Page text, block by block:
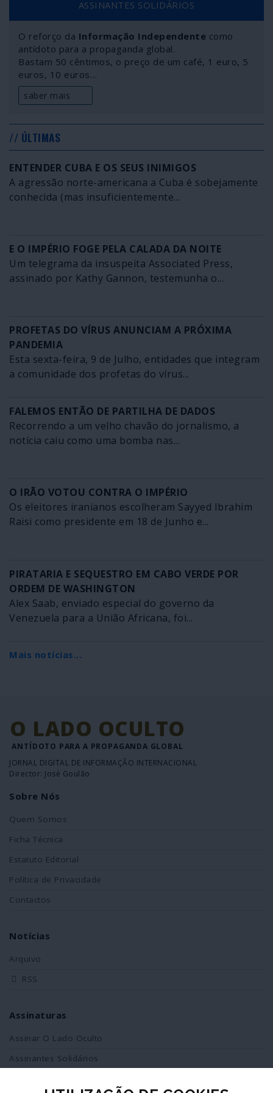
de estufa, o degelo, as energias renováveis, o
desenvolvimento sustentável; num ápice, as coisas que
consumimos no dia-a-dia tornaram-se recicláveis,
compostáveis, biodegradáveis, obrigatoriamente
biológicas. Circula muito e constante ruído para nos
obrigar a assimilar coisas de que a generalidade das
pessoas não fazem ideia. Ora nada disto é inocente,
conjuntural e fortuito.
ASSINANTES SOLIDÁRIOS
O reforço da Informação Independente como
antídoto para a propaganda global.
Bastam 50 cêntimos, o preço de um café, 1 euro, 5
euros, 10 euros…
saber mais
// ÚLTIMAS
ENTENDER CUBA E OS SEUS INIMIGOS
A agressão norte-americana a Cuba é sobejamente
conhecida (mas insuficientemente...
E O IMPÉRIO FOGE PELA CALADA DA NOITE
Um telegrama da insuspeita Associated Press,
assinado por Kathy Gannon, testemunha o...
PROFETAS DO VÍRUS ANUNCIAM A PRÓXIMA
PANDEMIA
Esta sexta-feira, 9 de Julho, entidades que integram
a comunidade dos profetas do vírus...
FALEMOS ENTÃO DE PARTILHA DE DADOS
Recorrendo a um velho chavão do jornalismo, a
notícia caiu como uma bomba nas...
O IRÃO VOTOU CONTRA O IMPÉRIO
Os eleitores iranianos escolheram Sayyed Ibrahim
Raisi como presidente em 18 de Junho e...
PIRATARIA E SEQUESTRO EM CABO VERDE POR
ORDEM DE WASHINGTON
Alex Saab, enviado especial do governo da
Venezuela para a União Africana, foi...
Mais notícias...
O LADO OCULTO
ANTÍDOTO PARA A PROPAGANDA GLOBAL
JORNAL DIGITAL DE INFORMAÇÃO INTERNACIONAL
Director: José Goulão
Sobre Nós
Quem Somos
Ficha Técnica
Estatuto Editorial
Política de Privacidade
Contactos
Notícias
Arquivo
RSS
Assinaturas
Assinar O Lado Oculto
Assinantes Solidários